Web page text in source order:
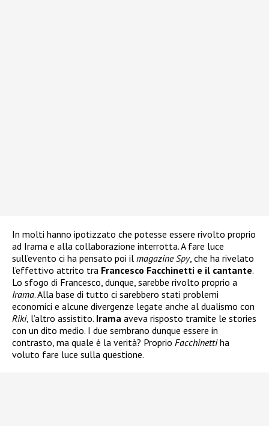
In molti hanno ipotizzato che potesse essere rivolto proprio
ad Irama e alla collaborazione interrotta. A fare luce
sull’evento ci ha pensato poi il magazine Spy, che ha rivelato
l’effettivo attrito tra Francesco Facchinetti e il cantante.
Lo sfogo di Francesco, dunque, sarebbe rivolto proprio a
Irama. Alla base di tutto ci sarebbero stati problemi
economici e alcune divergenze legate anche al dualismo con
Riki, l’altro assistito. Irama aveva risposto tramite le stories
con un dito medio. I due sembrano dunque essere in
contrasto, ma quale è la verità? Proprio Facchinettiha
voluto fare luce sulla questione.